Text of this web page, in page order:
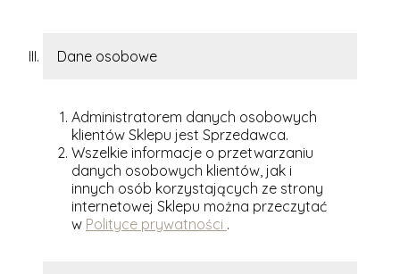
Dane osobowe
Administratorem danych osobowych
klientów Sklepu jest Sprzedawca.
Wszelkie informacje o przetwarzaniu
danych osobowych klientów, jak i
innych osób korzystających ze strony
internetowej Sklepu można przeczytać
w Polityce prywatności .